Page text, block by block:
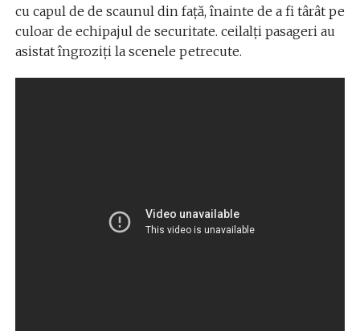
cu capul de de scaunul din față, înainte de a fi târât pe
culoar de echipajul de securitate. ceilalți pasageri au
asistat îngroziți la scenele petrecute.